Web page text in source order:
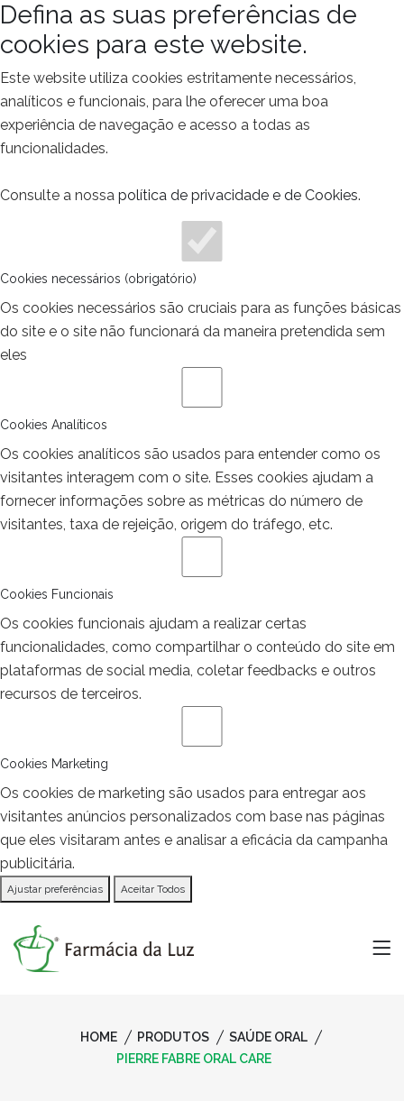
Defina as suas preferências de
cookies para este website.
Este website utiliza cookies estritamente necessários,
analíticos e funcionais, para lhe oferecer uma boa
experiência de navegação e acesso a todas as
funcionalidades.
Consulte a nossa política de privacidade e de Cookies.
Cookies necessários (obrigatório)
Os cookies necessários são cruciais para as funções básicas
do site e o site não funcionará da maneira pretendida sem
eles
Cookies Analíticos
Os cookies analíticos são usados para entender como os
visitantes interagem com o site. Esses cookies ajudam a
fornecer informações sobre as métricas do número de
visitantes, taxa de rejeição, origem do tráfego, etc.
Cookies Funcionais
Os cookies funcionais ajudam a realizar certas
funcionalidades, como compartilhar o conteúdo do site em
plataformas de social media, coletar feedbacks e outros
recursos de terceiros.
Cookies Marketing
Os cookies de marketing são usados para entregar aos
visitantes anúncios personalizados com base nas páginas
que eles visitaram antes e analisar a eficácia da campanha
publicitária.
Ajustar preferências Aceitar Todos
HOME PRODUTOS
SAÚDE ORAL
PIERRE FABRE ORAL CARE